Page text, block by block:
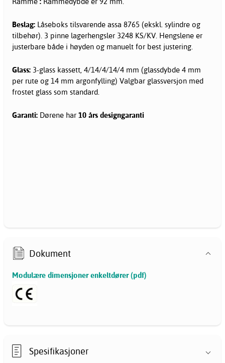
Beslag: Låseboks tilsvarende assa 8765 (ekskl. sylindre og
tilbehør). 3 pinne lagerhengsler 3248 KS/KV. Hengslene er
justerbare både i høyden og manuelt for best justering.
Glass: 3-glass kassett, 4/14/4/14/4 mm (glassdybde 4 mm
per rute og 14 mm argonfylling) Valgbar glassversjon med
frostet glass som standard.
Garanti: Dørene har 10 års designgaranti
Dokument
Modulære dimensjoner enkeltdører (pdf)
Spesifikasjoner